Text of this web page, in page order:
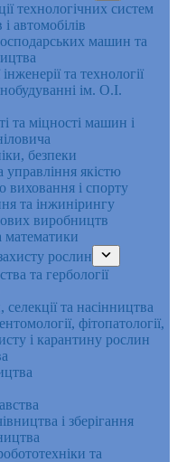
технологічних систем
автомобілів
машин та
та технології
ім. О.І.
та міцності машин і
безпеки
управління якістю
виховання і спорту
та інжинірингу
виробництв
математики
рослин
та гербології
та насінництва
фітопатології,
і карантину рослин
і зберігання
та